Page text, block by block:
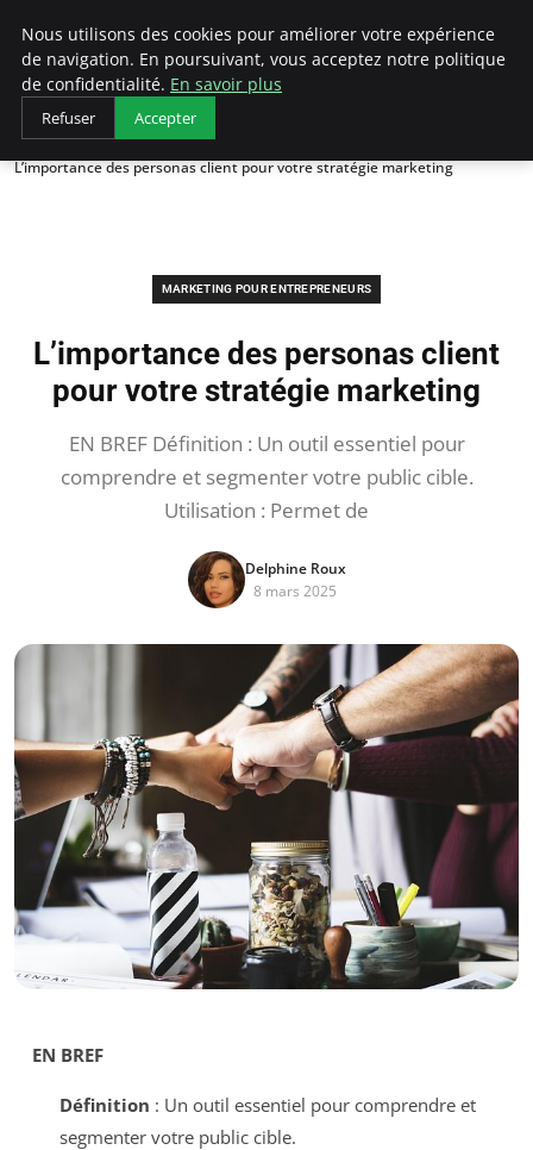
LECFCM
Accueil
Marketing pour entrepreneurs
L’importance des personas client pour votre stratégie marketing
MARKETING POUR ENTREPRENEURS
L’importance des personas client
pour votre stratégie marketing
EN BREF Définition : Un outil essentiel pour
comprendre et segmenter votre public cible.
Utilisation : Permet de
Delphine Roux
8 mars 2025
EN BREF
Définition : Un outil essentiel pour comprendre et
segmenter votre public cible.
Nous utilisons des cookies pour améliorer votre expérience
de navigation. En poursuivant, vous acceptez notre politique
de confidentialité. En savoir plus
Refuser Accepter